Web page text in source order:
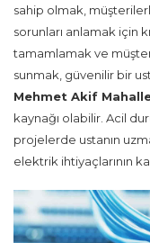
sahip olmak,
sorunları anlamak için
tamamlamak ve
sunmak, güvenilir bir
Mehmet Akif
kaynağı olabilir. Acil
projelerde ustanın
elektrik ihtiyaçlarının